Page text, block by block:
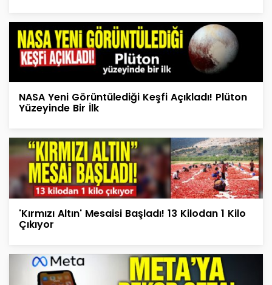
NASA Yeni Görüntülediği Keşfi Açıkladı! Plüton
Yüzeyinde Bir İlk
'Kırmızı Altın' Mesaisi Başladı! 13 Kilodan 1 Kilo
Çıkıyor